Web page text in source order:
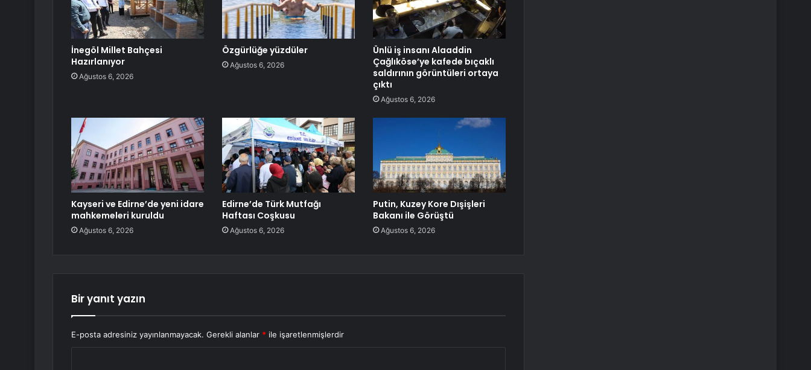
İnegöl Millet Bahçesi
Hazırlanıyor
Ağustos 6, 2026
Özgürlüğe yüzdüler
Ağustos 6, 2026
Ünlü iş insanı Alaaddin
Çağlıköse’ye kafede bıçaklı
saldırının görüntüleri ortaya
çıktı
Ağustos 6, 2026
Kayseri ve Edirne’de yeni idare
mahkemeleri kuruldu
Ağustos 6, 2026
Edirne’de Türk Mutfağı
Haftası Coşkusu
Ağustos 6, 2026
Putin, Kuzey Kore Dışişleri
Bakanı ile Görüştü
Ağustos 6, 2026
Bir yanıt yazın
E-posta adresiniz yayınlanmayacak. Gerekli alanlar * ile işaretlenmişlerdir